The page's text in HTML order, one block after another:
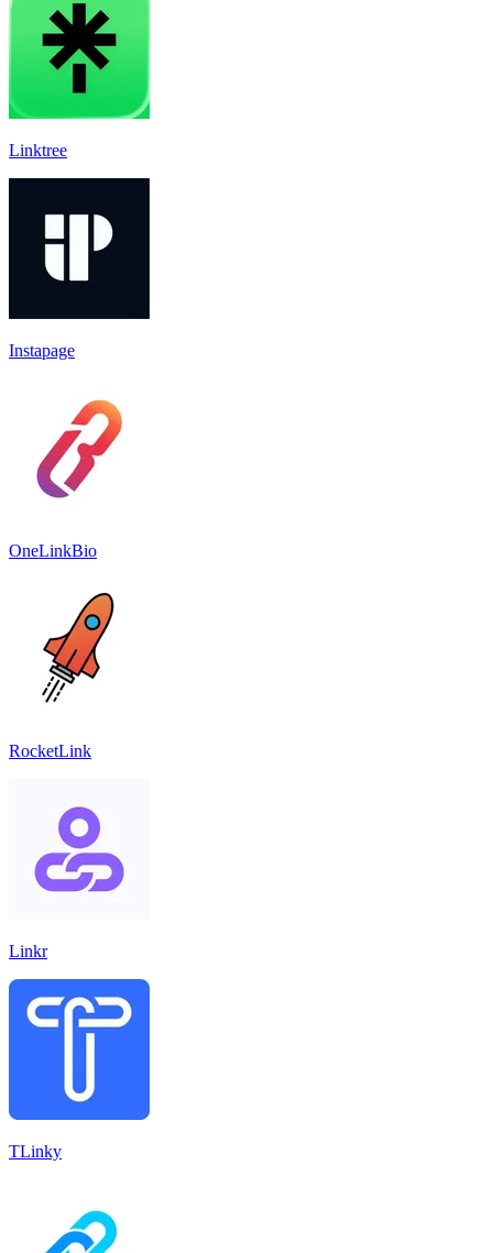
Linktree
Instapage
OneLinkBio
RocketLink
Linkr
TLinky